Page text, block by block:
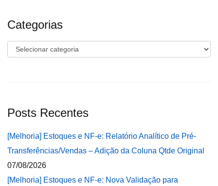
Categorias
Categorias
Posts Recentes
[Melhoria] Estoques e NF-e: Relatório Analítico de Pré-
Transferências/Vendas – Adição da Coluna Qtde Original
07/08/2026
[Melhoria] Estoques e NF-e: Nova Validação para